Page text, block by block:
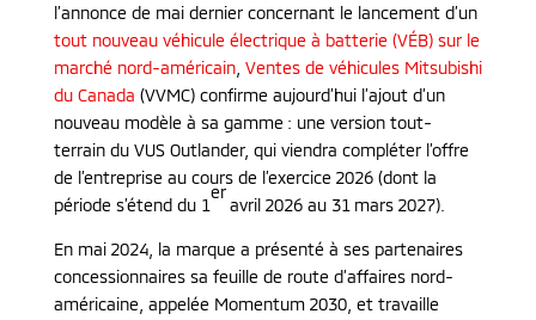
l’annonce de mai dernier concernant le lancement d’un
tout nouveau véhicule électrique à batterie (VÉB) sur le
marché nord-américain, Ventes de véhicules Mitsubishi
du Canada (VVMC) confirme aujourd’hui l’ajout d’un
nouveau modèle à sa gamme : une version tout-
terrain du VUS Outlander, qui viendra compléter l’offre
de l’entreprise au cours de l’exercice 2026 (dont la
période s’étend du 1
er
avril 2026 au 31 mars 2027).
En mai 2024, la marque a présenté à ses partenaires
concessionnaires sa feuille de route d’affaires nord-
américaine, appelée Momentum 2030, et travaille